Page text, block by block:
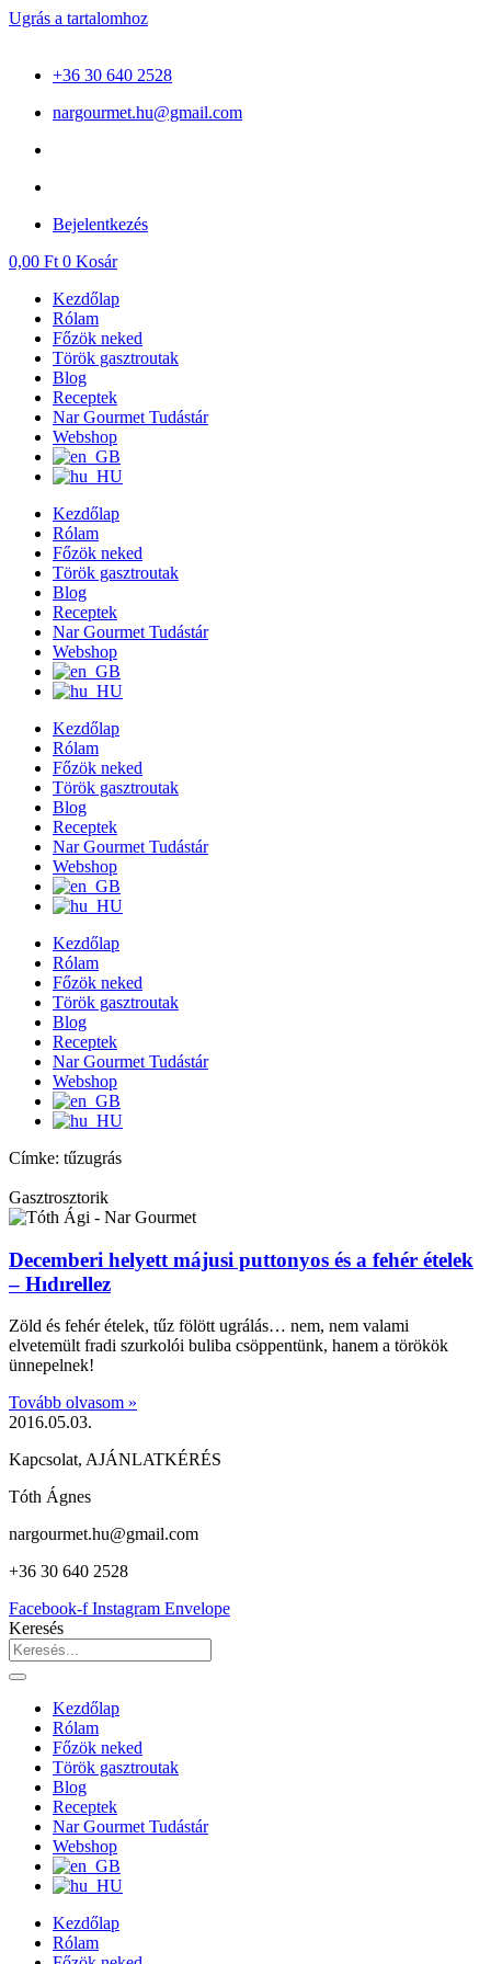
Ugrás a tartalomhoz
+36 30 640 2528
nargourmet.hu@gmail.com
Bejelentkezés
0,00 Ft 0 Kosár
Kezdőlap
Rólam
Főzök neked
Török gasztroutak
Blog
Receptek
Nar Gourmet Tudástár
Webshop
Kezdőlap
Rólam
Főzök neked
Török gasztroutak
Blog
Receptek
Nar Gourmet Tudástár
Webshop
Kezdőlap
Rólam
Főzök neked
Török gasztroutak
Blog
Receptek
Nar Gourmet Tudástár
Webshop
Kezdőlap
Rólam
Főzök neked
Török gasztroutak
Blog
Receptek
Nar Gourmet Tudástár
Webshop
Címke: tűzugrás
Gasztrosztorik
Decemberi helyett májusi puttonyos és a fehér ételek
– Hıdırellez
Zöld és fehér ételek, tűz fölött ugrálás… nem, nem valami
elvetemült fradi szurkolói buliba csöppentünk, hanem a törökök
ünnepelnek!
Tovább olvasom »
2016.05.03.
Kapcsolat, AJÁNLATKÉRÉS
Tóth Ágnes
nargourmet.hu@gmail.com
+36 30 640 2528
Facebook-f Instagram Envelope
Keresés
Kezdőlap
Rólam
Főzök neked
Török gasztroutak
Blog
Receptek
Nar Gourmet Tudástár
Webshop
Kezdőlap
Rólam